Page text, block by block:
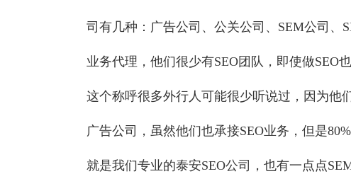
司有几种：广告公司、公关公司、SEM公司、
业务代理，他们很少有SEO团队，即使做SEO
这个称呼很多外行人可能很少听说过，因为他
广告公司，虽然他们也承接SEO业务，但是
就是我们专业的泰安SEO公司，也有一点点